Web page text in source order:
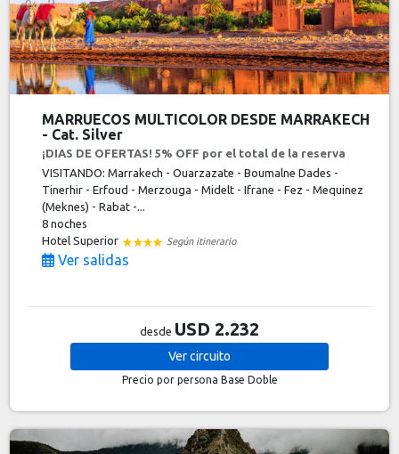
MARRUECOS MULTICOLOR DESDE MARRAKECH
- Cat. Silver
¡DIAS DE OFERTAS! 5% OFF por el total de la reserva
VISITANDO: Marrakech - Ouarzazate - Boumalne Dades -
Tinerhir - Erfoud - Merzouga - Midelt - Ifrane - Fez - Mequinez
(Meknes) - Rabat -...
8 noches
Hotel Superior
Según itinerario
Ver salidas
desde USD 2.232
Vercircuito
Precio por persona Base Doble